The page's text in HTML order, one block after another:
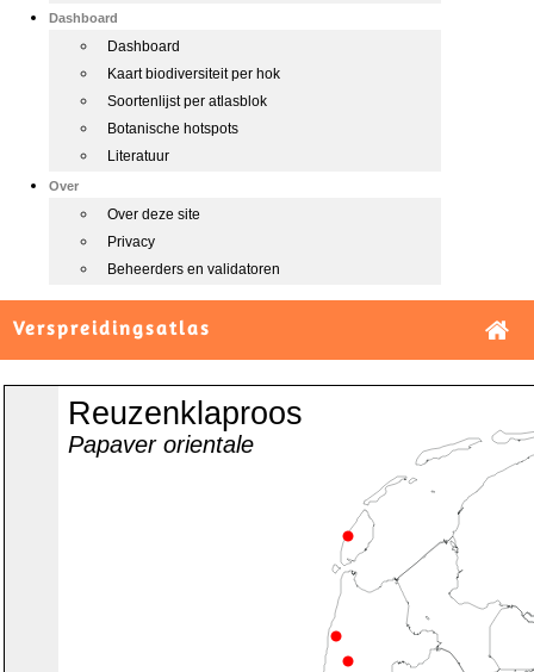
Dashboard
Dashboard
Kaart biodiversiteit per hok
Soortenlijst per atlasblok
Botanische hotspots
Literatuur
Over
Over deze site
Privacy
Beheerders en validatoren
Verspreidingsatlas